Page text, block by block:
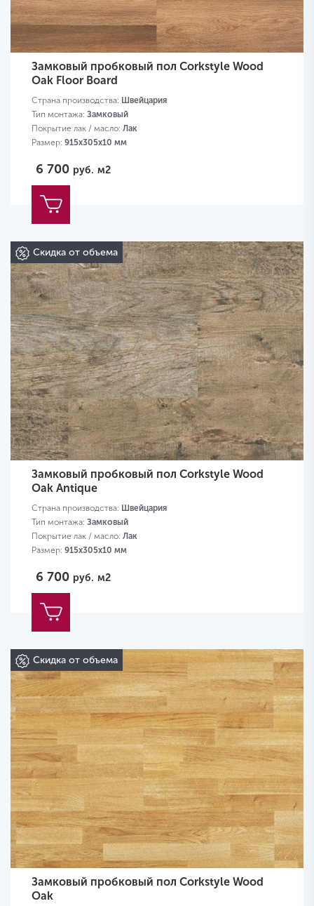
Замковый пробковый пол Corkstyle Wood
Oak Floor Board
Страна производства: Швейцария
Тип монтажа: Замковый
Покрытие лак / масло: Лак
Размер: 915х305х10 мм
6 700 руб. м2
Скидка от объема
Замковый пробковый пол Corkstyle Wood
Oak Antique
Страна производства: Швейцария
Тип монтажа: Замковый
Покрытие лак / масло: Лак
Размер: 915х305х10 мм
6 700 руб. м2
Скидка от объема
Замковый пробковый пол Corkstyle Wood
Oak